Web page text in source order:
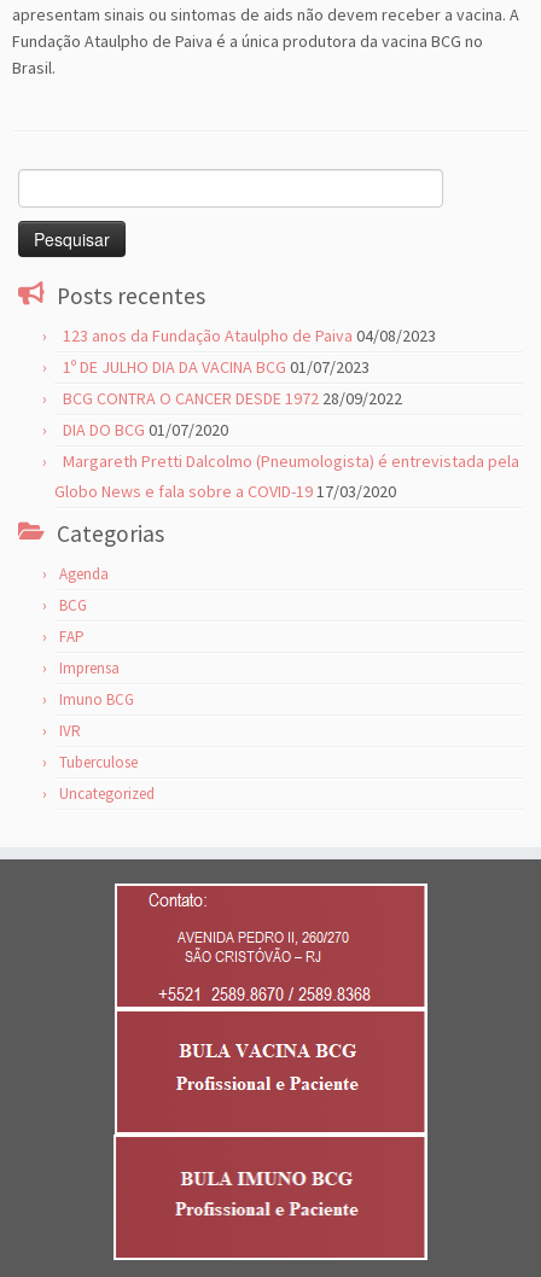
apresentam sinais ou sintomas de aids não devem receber a vacina. A
Fundação Ataulpho de Paiva é a única produtora da vacina BCG no
Brasil.
por:
Posts recentes
123 anos da Fundação Ataulpho de Paiva 04/08/2023
1º DE JULHO DIA DA VACINA BCG 01/07/2023
BCG CONTRA O CANCER DESDE 1972 28/09/2022
DIA DO BCG 01/07/2020
Margareth Pretti Dalcolmo (Pneumologista) é entrevistada pela
Globo News e fala sobre a COVID-1917/03/2020
Categorias
Agenda
BCG
FAP
Imprensa
Imuno BCG
IVR
Tuberculose
Uncategorized